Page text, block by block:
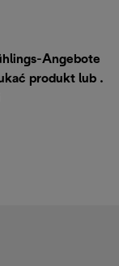
Angebote
produkt lub .